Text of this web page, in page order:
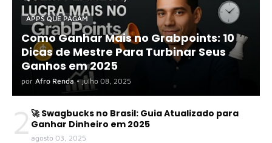
APPS QUE PAGAM
Como Ganhar Mais no Grabpoints: 10
Dicas de Mestre Para Turbinar Seus
Ganhos em 2025
por Afro Renda • julho 08, 2025
2 🚀 Swagbucks no Brasil: Guia Atualizado para
Ganhar Dinheiro em 2025
agosto 03, 2025